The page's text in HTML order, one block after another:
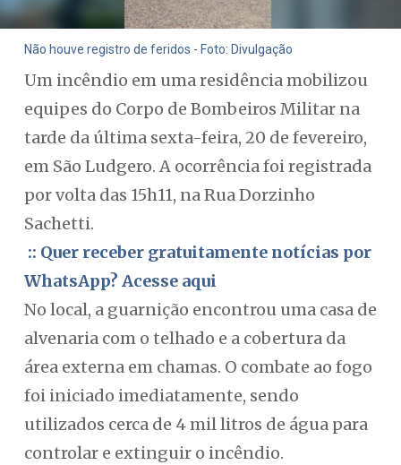
Não houve registro de feridos - Foto: Divulgação
Um incêndio em uma residência mobilizou
equipes do Corpo de Bombeiros Militar na
tarde da última sexta-feira, 20 de fevereiro,
em São Ludgero. A ocorrência foi registrada
por volta das 15h11, na Rua Dorzinho
Sachetti.
:: Quer receber gratuitamente notícias por
WhatsApp? Acesse aqui
No local, a guarnição encontrou uma casa de
alvenaria com o telhado e a cobertura da
área externa em chamas. O combate ao fogo
foi iniciado imediatamente, sendo
utilizados cerca de 4 mil litros de água para
controlar e extinguir o incêndio.